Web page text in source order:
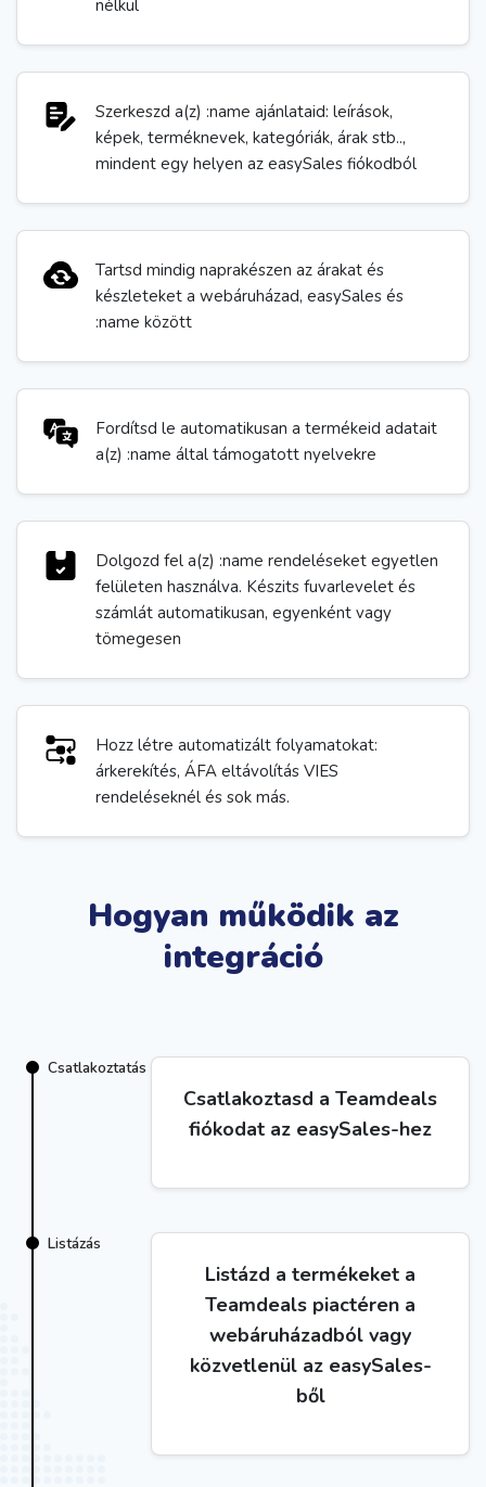
nélkül
Szerkeszd a(z) :name ajánlataid: leírások,
képek, terméknevek, kategóriák, árak stb..,
mindent egy helyen az easySales fiókodból
Tartsd mindig naprakészen az árakat és
készleteket a webáruházad, easySales és
:name között
Fordítsd le automatikusan a termékeid adatait
a(z) :name által támogatott nyelvekre
Dolgozd fel a(z) :name rendeléseket egyetlen
felületen használva. Készits fuvarlevelet és
számlát automatikusan, egyenként vagy
tömegesen
Hozz létre automatizált folyamatokat:
árkerekítés, ÁFA eltávolítás VIES
rendeléseknél és sok más.
Hogyan működik az
integráció
Csatlakoztatás
Csatlakoztasd a Teamdeals
fiókodat az easySales-hez
Listázás
Listázd a termékeket a
Teamdeals piactéren a
webáruházadból vagy
közvetlenül az easySales-
ből